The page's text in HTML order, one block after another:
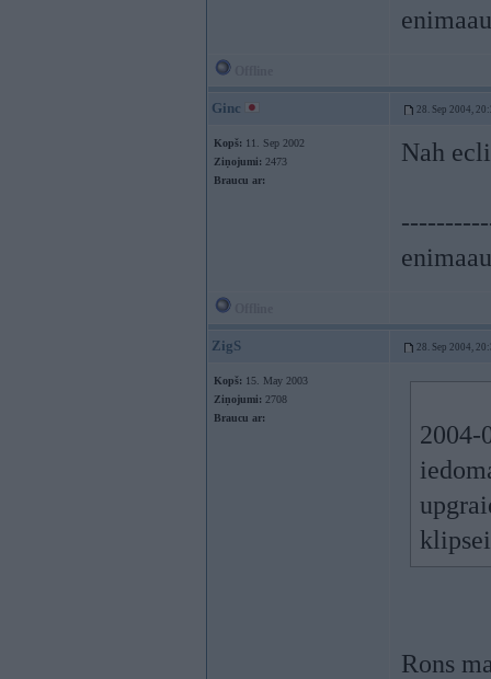
Ginc 28. Sep 2004,
Kopš: 11. Sep 2002
Ziņojumi: 2473
Braucu ar:
Nah
ZigS 28. Sep 2004,
Kopš: 15. May 2003
Ziņojumi: 2708
Braucu ar:
2004-
Rons